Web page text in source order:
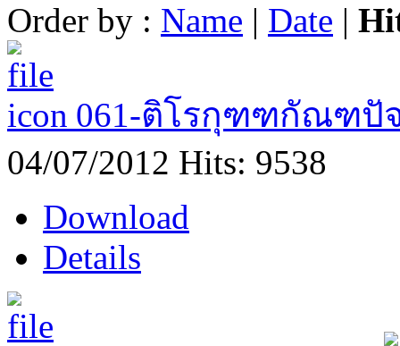
Order by : Name | Date |
061-ติโรกุฑฑกัณฑปั
04/07/2012 Hits: 9538
Download
Details